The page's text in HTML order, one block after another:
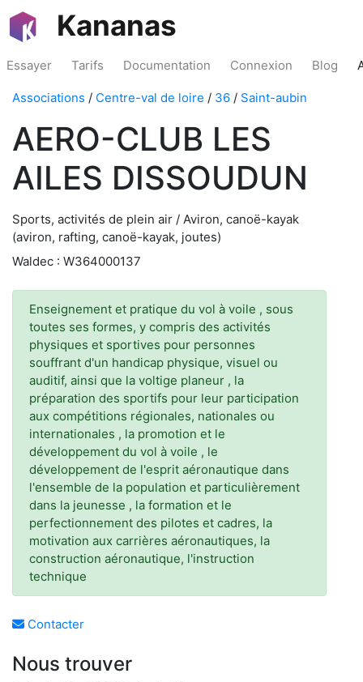
Kananas
Essayer Tarifs Documentation Connexion Blog
Associations / Centre-val de loire / 36 / Saint-aubin
AERO-CLUB LES
AILES DISSOUDUN
Sports, activités de plein air / Aviron, canoë-kayak
(aviron, rafting, canoë-kayak, joutes)
Waldec : W364000137
Enseignement et pratique du vol à voile , sous
toutes ses formes, y compris des activités
physiques et sportives pour personnes
souffrant d'un handicap physique, visuel ou
auditif, ainsi que la voltige planeur , la
préparation des sportifs pour leur participation
aux compétitions régionales, nationales ou
internationales , la promotion et le
développement du vol à voile , le
développement de l'esprit aéronautique dans
l'ensemble de la population et particulièrement
dans la jeunesse , la formation et le
perfectionnement des pilotes et cadres, la
motivation aux carrières aéronautiques, la
construction aéronautique, l'instruction
technique
Contacter
Nous trouver